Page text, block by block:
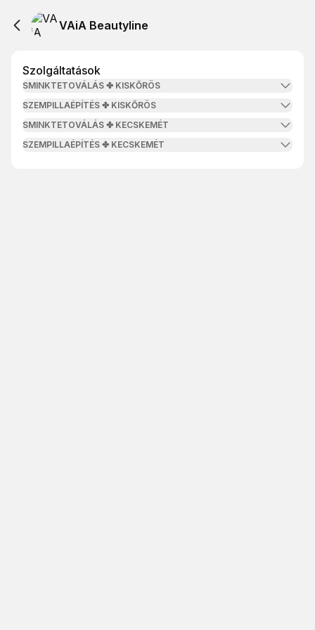
VAiA Beautyline
Szolgáltatások
SMINKTETOVÁLÁS ✤ KISKŐRÖS
SZEMPILLAÉPÍTÉS ✤ KISKŐRÖS
SMINKTETOVÁLÁS ✤ KECSKEMÉT
SZEMPILLAÉPÍTÉS ✤ KECSKEMÉT